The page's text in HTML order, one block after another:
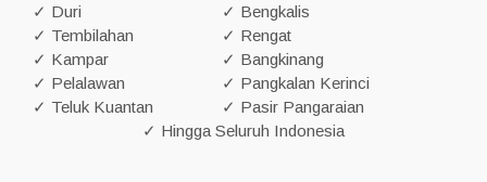
✓ Duri
✓ Bengkalis
✓ Tembilahan
✓ Rengat
✓ Kampar
✓ Bangkinang
✓ Pelalawan
✓ Pangkalan Kerinci
✓ Teluk Kuantan
✓ Pasir Pangaraian
✓ Hingga Seluruh Indonesia